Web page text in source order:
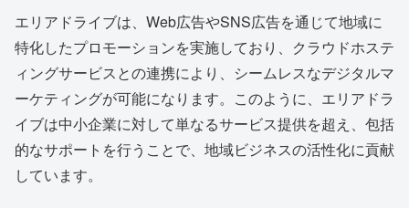
エリアドライブは、Web広告やSNS広告を通じて地域に
特化したプロモーションを実施しており、クラウドホステ
ィングサービスとの連携により、シームレスなデジタルマ
ーケティングが可能になります。このように、エリアドラ
イブは中小企業に対して単なるサービス提供を超え、包括
的なサポートを行うことで、地域ビジネスの活性化に貢献
しています。